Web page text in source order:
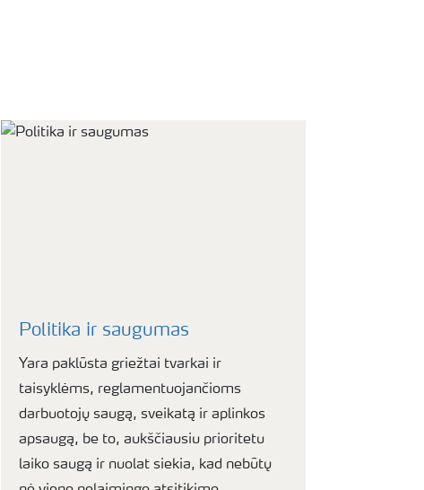
Politika ir saugumas
Yara paklūsta griežtai tvarkai ir
taisyklėms, reglamentuojančioms
darbuotojų saugą, sveikatą ir aplinkos
apsaugą, be to, aukščiausiu prioritetu
laiko saugą ir nuolat siekia, kad nebūtų